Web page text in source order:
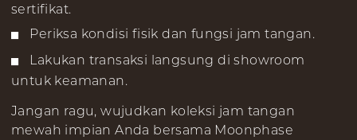
sertifikat.
Periksa kondisi fisik dan fungsi jam tangan.
Lakukan transaksi langsung di showroom
untuk keamanan.
Jangan ragu, wujudkan koleksi jam tangan
mewah impian Anda bersama Moonphase